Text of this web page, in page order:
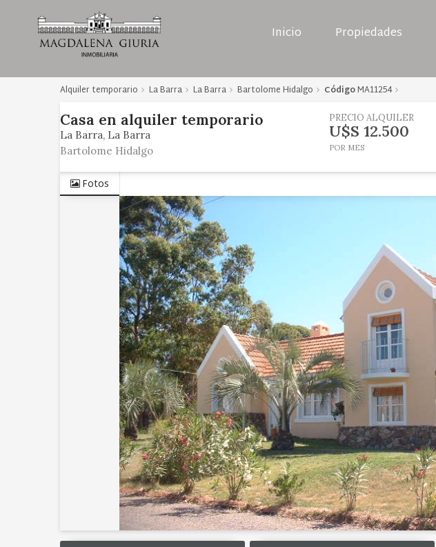
Inicio Propiedades
Alquiler temporario La Barra La Barra Bartolome Hidalgo CódigoMA11254
Casa en alquiler temporario
La Barra La Barra
Bartolome Hidalgo
PRECIO ALQUILER
U$S 12.500
POR MES
Fotos